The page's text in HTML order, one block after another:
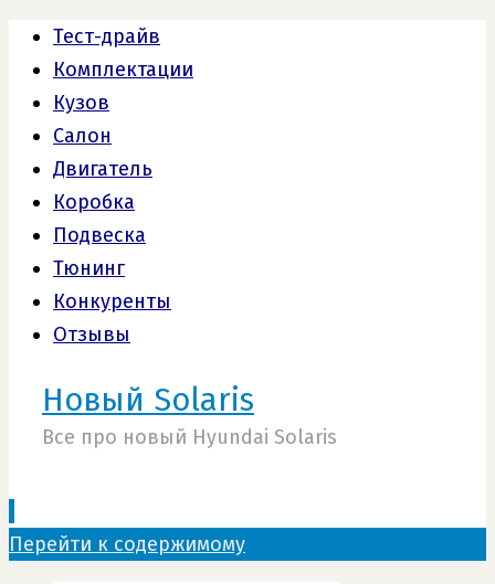
Тест-драйв
Комплектации
Кузов
Салон
Двигатель
Коробка
Подвеска
Тюнинг
Конкуренты
Отзывы
Новый Solaris
Все про новый Hyundai Solaris
Перейти к содержимому